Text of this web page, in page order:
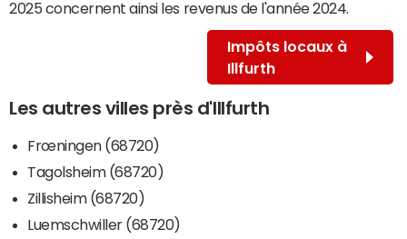
2025 concernent ainsi les revenus de l'année 2024.
Impôts locaux à
Illfurth
Les autres villes près d'Illfurth
Frœningen (68720)
Tagolsheim (68720)
Zillisheim (68720)
Luemschwiller (68720)